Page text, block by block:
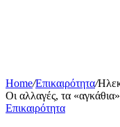
Home/Επικαιρότητα/
Οι αλλαγές, τα
Επικαιρότητα